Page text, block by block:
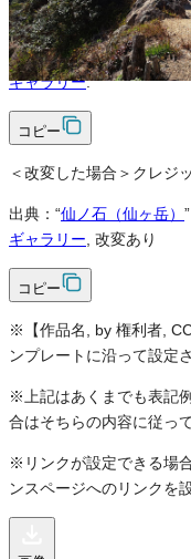
クレジット表記例
出典：“仙ノ石（仙ヶ岳）”
ギャラリー.
コピー
＜改変した場合＞クレジ
出典：“仙ノ石（仙ヶ岳） ”
ギャラリー , 改変あり
コピー
※【作品名, by 権利者,
ンプレートに沿って設定
※上記はあくまでも表記
合はそちらの内容に従っ
※リンクが設定できる場
ンスページへのリンクを